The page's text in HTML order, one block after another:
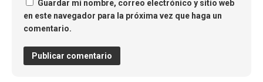
Guardar mi nombre, correo electrónico y sitio web
en este navegador para la próxima vez que haga un
comentario.